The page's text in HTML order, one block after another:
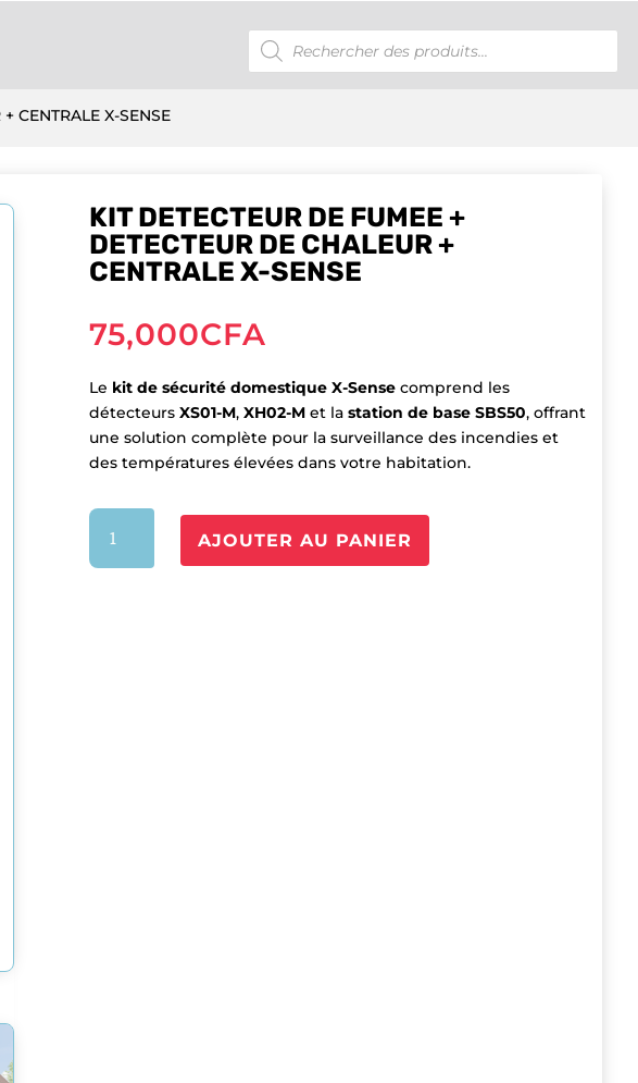
Recherche
de
produits
CENTRALE X-SENSE
KIT DETECTEUR DE FUMEE +
DETECTEUR DE CHALEUR +
CENTRALE X-SENSE
75,000CFA
Le kit de sécurité domestique X-Sensecomprend les
détecteurs XS01-M, XH02-Met la station de base SBS50, offrant
une solution complète pour la surveillance des incendies et
des températures élevées dans votre habitation.
quantité
KIT
AJOUTER AU PANIER